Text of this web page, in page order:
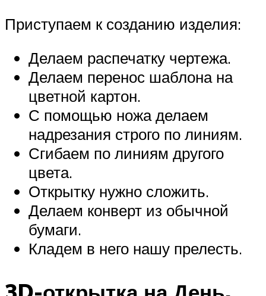
Приступаем к созданию изделия:
Делаем распечатку чертежа.
Делаем перенос шаблона на
цветной картон.
С помощью ножа делаем
надрезания строго по линиям.
Сгибаем по линиям другого
цвета.
Открытку нужно сложить.
Делаем конверт из обычной
бумаги.
Кладем в него нашу прелесть.